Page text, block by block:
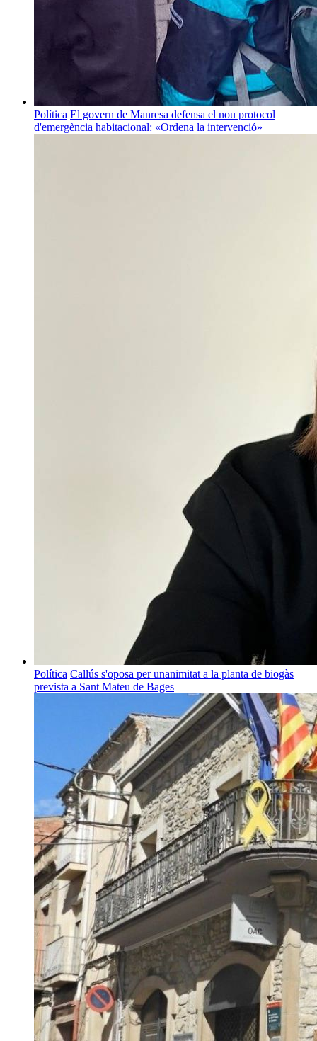
Política El govern de Manresa defensa el nou protocol
d'emergència habitacional: «Ordena la intervenció»
Política Callús s'oposa per unanimitat a la planta de biogàs
prevista a Sant Mateu de Bages